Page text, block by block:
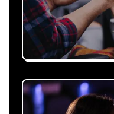
Recevez
sous 24h